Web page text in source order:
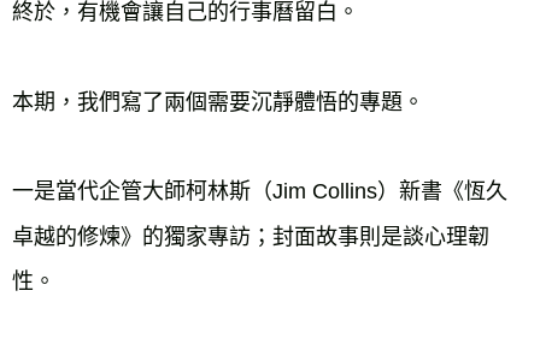
終於，有機會讓自己的行事曆留白。
本期，我們寫了兩個需要沉靜體悟的專題。
一是當代企管大師柯林斯（Jim Collins）新書《恆久
卓越的修煉》的獨家專訪；封面故事則是談心理韌
性。